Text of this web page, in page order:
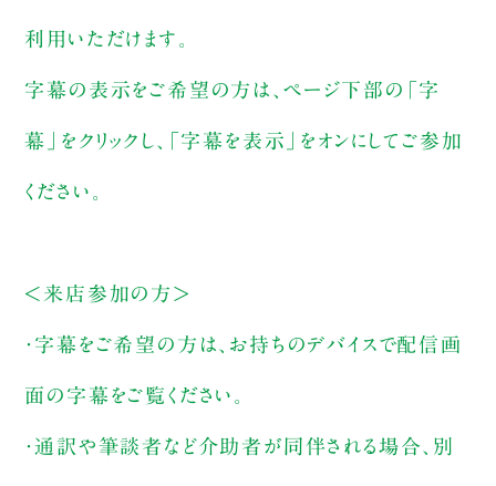
利用いただけます。
字幕の表示をご希望の方は、ページ下部の「字
幕」をクリックし、「字幕を表示」をオンにしてご参加
ください。
＜来店参加の方＞
・字幕をご希望の方は、お持ちのデバイスで配信画
面の字幕をご覧ください。
・通訳や筆談者など介助者が同伴される場合、別